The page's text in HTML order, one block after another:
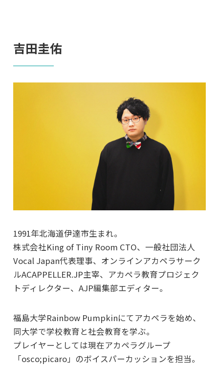
吉田圭佑
1991年北海道伊達市生まれ。
株式会社King of Tiny Room CTO、一般社団法人
Vocal Japan代表理事、オンラインアカペラサーク
ルACAPPELLER.JP主宰、アカペラ教育プロジェク
トディレクター、AJP編集部エディター。
福島大学Rainbow Pumpkinにてアカペラを始め、
同大学で学校教育と社会教育を学ぶ。
プレイヤーとしては現在アカペラグループ
「osco;picaro」のボイスパーカッションを担当。